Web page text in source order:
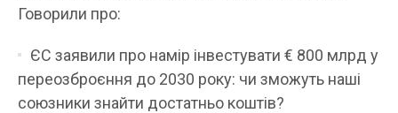
Говорили про:
ЄС заявили про намір інвестувати € 800 млрд у
переозброєння до 2030 року: чи зможуть наші
союзники знайти достатньо коштів?